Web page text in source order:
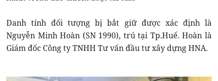
Danh tính đối tượng bị bắt giữ được xác định là
Nguyễn Minh Hoàn (SN 1990), trú tại Tp.Huế. Hoàn là
Giám đốc Công ty TNHH Tư vấn đầu tư xây dựng HNA.